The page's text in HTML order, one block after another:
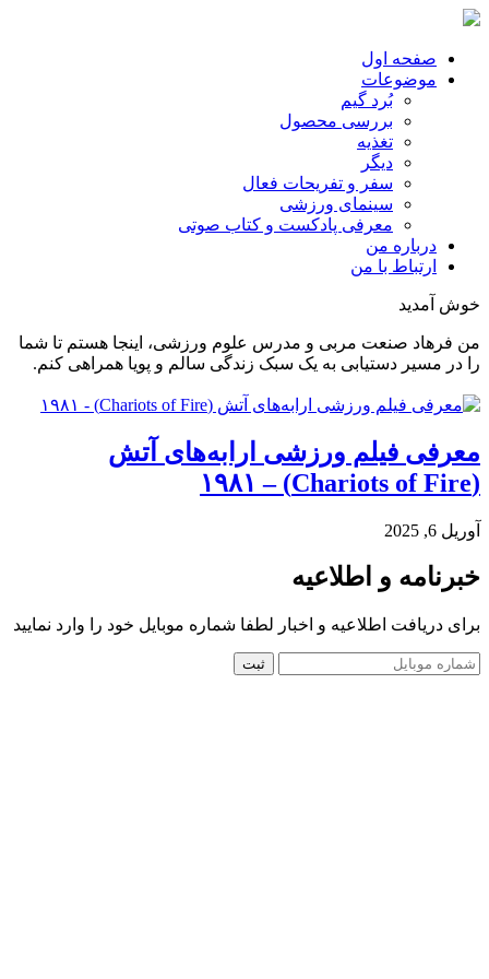
صفحه اول
موضوعات
بُرد گیم
بررسی محصول
تغذیه
دیگر
سفر و تفریحات فعال
سینمای ورزشی
معرفی پادکست و کتاب صوتی
درباره من
ارتباط با من
خوش آمدید
من فرهاد صنعت مربی و مدرس علوم ورزشی، اینجا هستم تا شما
را در مسیر دستیابی به یک سبک زندگی سالم و پویا همراهی کنم.
معرفی فیلم ورزشی ارابه‌های آتش
(Chariots of Fire) – ۱۹۸۱
آوریل 6, 2025
خبرنامه و اطلاعیه
برای دریافت اطلاعیه و اخبار لطفا شماره موبایل خود را وارد نمایید
ثبت